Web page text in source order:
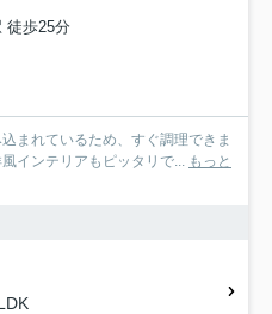
徒歩25分
まれているため、すぐ調理できま
インテリアもピッタリで... もっと